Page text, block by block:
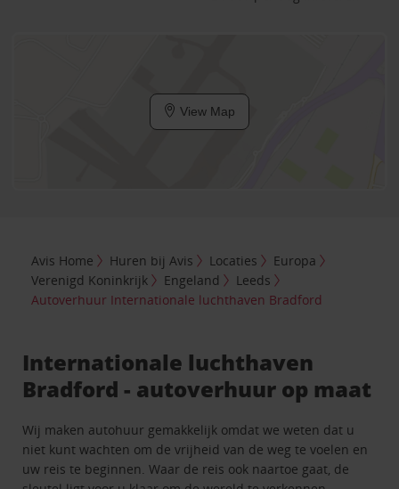
View Map
Avis Home Huren bij Avis Locaties
Europa
Verenigd Koninkrijk
Engeland
Leeds
Autoverhuur Internationale luchthaven Bradford
Internationale luchthaven
Bradford - autoverhuur op maat
Wij maken autohuur gemakkelijk omdat we weten dat u
niet kunt wachten om de vrijheid van de weg te voelen en
uw reis te beginnen. Waar de reis ook naartoe gaat, de